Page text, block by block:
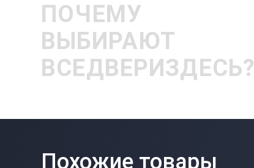
ПОЧЕМУ
ВЫБИРАЮТ
ВСЕДВЕРИЗДЕСЬ?
Похожие товары